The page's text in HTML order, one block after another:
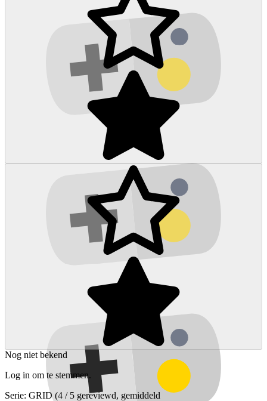
Nog niet bekend
Log in om te stemmen.
Serie: GRID (4 / 5 gereviewd, gemiddeld